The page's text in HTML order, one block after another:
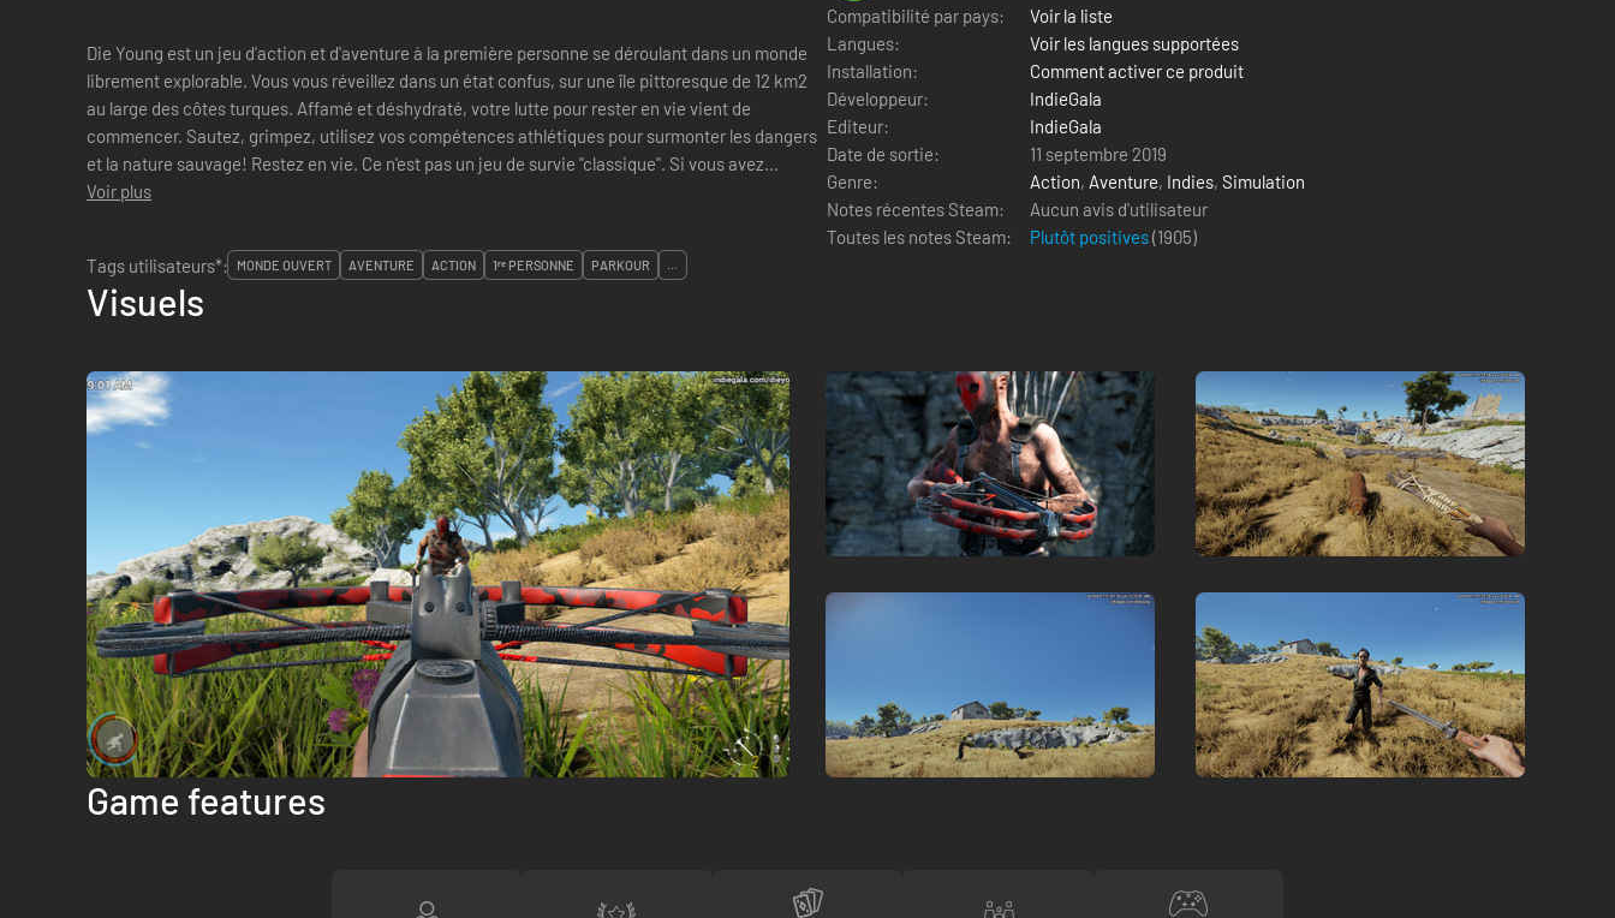
Die Young est un jeu d'action et d'aventure à la première personne se déroulant dans un monde
librement explorable. Vous vous réveillez dans un état confus, sur une île pittoresque de 12 km2
au large des côtes turques. Affamé et déshydraté, votre lutte pour rester en vie vient de
commencer. Sautez, grimpez, utilisez vos compétences athlétiques pour surmonter les dangers
et la nature sauvage! Restez en vie. Ce n'est pas un jeu de survie "classique". Si vous avez
l'intention de...
Voir plus
Compatibilité par pays:
Voir la liste
Langues:
Voir les langues supportées
Installation:
Comment activer ce produit
Développeur:
IndieGala
Editeur:
IndieGala
Date de sortie:
11 septembre 2019
Genre:
Action, Aventure, Indies, Simulation
Notes récentes Steam:
Aucun avis d'utilisateur
Toutes les notes Steam:
Plutôt positives(1905)
Tags utilisateurs*:
MONDE OUVERT AVENTURE ACTION 1ʳᵉ PERSONNE PARKOUR ...
Visuels
Game features